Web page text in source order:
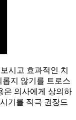
시고 효과적인 치
지 않기를 트로스
은 의사에게 상의하
기를 적극 권장드